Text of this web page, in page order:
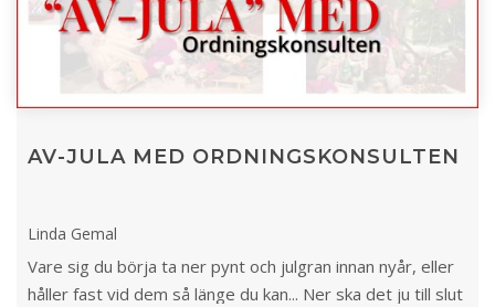
AV-JULA MED ORDNINGSKONSULTEN
Linda Gemal
Vare sig du börja ta ner pynt och julgran innan nyår, eller
håller fast vid dem så länge du kan... Ner ska det ju till slut